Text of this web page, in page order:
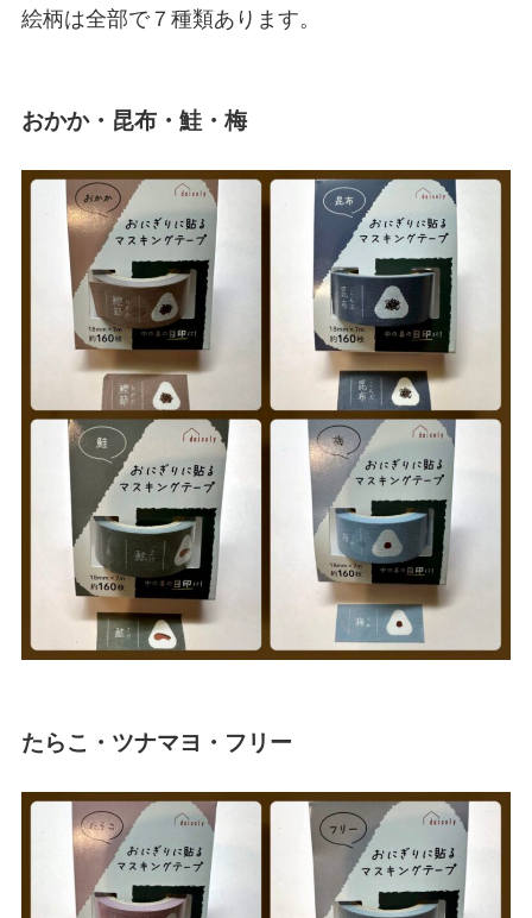
絵柄は全部で７種類あります。
おかか・昆布・鮭・梅
たらこ・ツナマヨ・フリー